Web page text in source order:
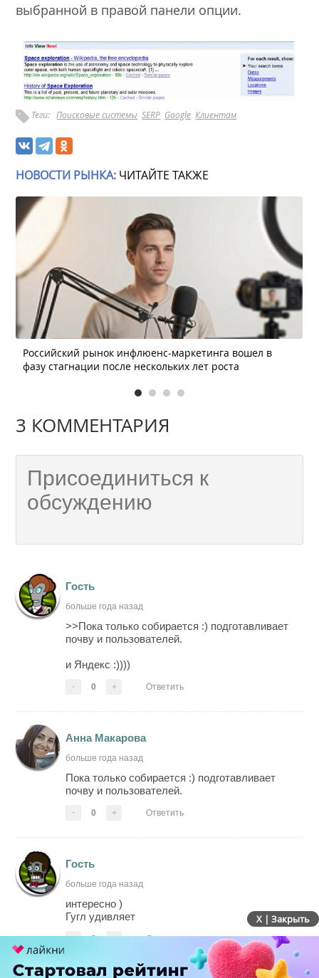
выбранной в правой панели опции.
Теги: Поисковые системы SERP Google Клиентам
НОВОСТИ РЫНКА: ЧИТАЙТЕ ТАКЖЕ
Российский рынок инфлюенс-маркетинга вошел в
фазу стагнации после нескольких лет роста
3 КОММЕНТАРИЯ
Гость
больше года назад
>>Пока только собирается :) подготавливает
почву и пользователей.
и Яндекс :))))
- 0 + Ответить
Анна Макарова
больше года назад
Пока только собирается :) подготавливает
почву и пользователей.
- 0 + Ответить
Гость
больше года назад
интересно )
Гугл удивляет
- 0 + Ответить
X | Закрыть